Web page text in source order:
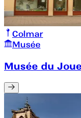
Colmar
Musée
Musée du